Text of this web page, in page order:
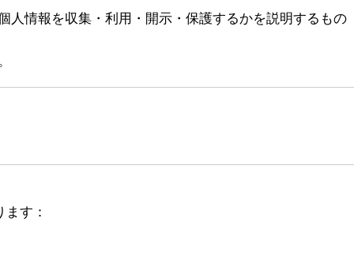
情報を収集・利用・開示・保護するかを説明するもの
す：